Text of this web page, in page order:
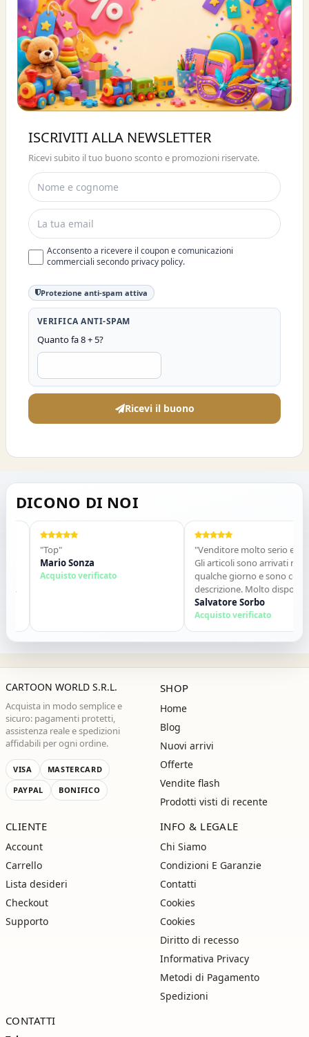
ISCRIVITI E OTTIENI SUBITO UNO
SCONTO DEL 10%
ISCRIVITI ALLA NEWSLETTER
Ricevi subito il tuo buono sconto e promozioni riservate.
Acconsento a ricevere il coupon e comunicazioni
commerciali secondo privacy policy.
Protezione anti-spam attiva
VERIFICA ANTI-SPAM
Quanto fa 8 + 5?
Ricevi il buono
DICONO DI NOI
"Top"
Mario Sonza
Acquisto verificato
"Venditore molto serio e
Gli articoli sono arrivati nel giro
qualche giorno e sono come da
descrizione. Molto disponibili
contatti. Consigliato."
Salvatore Sorbo
Acquisto verificato
CARTOON WORLD S.R.L.
Acquista in modo semplice e
sicuro: pagamenti protetti,
assistenza reale e spedizioni
affidabili per ogni ordine.
VISA
MASTERCARD
PAYPAL
BONIFICO
SHOP
Home
Blog
Nuovi arrivi
Offerte
Vendite flash
Prodotti visti di recente
CLIENTE
Account
Carrello
Lista desideri
Checkout
Supporto
INFO & LEGALE
Chi Siamo
Condizioni E Garanzie
Contatti
Cookies
Cookies
Diritto di recesso
Informativa Privacy
Metodi di Pagamento
Spedizioni
CONTATTI